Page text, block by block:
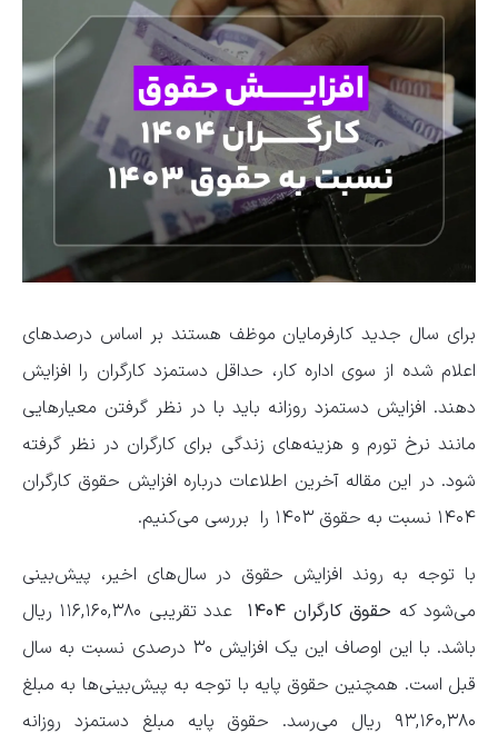
برای سال جدید کارفرمایان موظف هستند بر اساس درصدهای
اعلام شده از سوی اداره کار، حداقل دستمزد کارگران را افزایش
دهند. افزایش دستمزد روزانه باید با در نظر گرفتن معیارهایی
مانند نرخ تورم و هزینه‌های زندگی برای کارگران در نظر گرفته
شود. در این مقاله آخرین اطلاعات درباره افزایش حقوق کارگران
۱۴۰۴ نسبت به حقوق ۱۴۰۳ را بررسی می‌کنیم.
با توجه به روند افزایش حقوق در سال‌های اخیر، پیش‌بینی
می‌شود که حقوق کارگران ۱۴۰۴
عدد تقریبی ۱۱۶,۱۶۰,۳۸۰ ریال
باشد. با این اوصاف این یک افزایش ۳۰ درصدی نسبت به سال
قبل است. همچنین حقوق پایه با توجه به پیش‌بینی‌ها به مبلغ
۹۳,۱۶۰,۳۸۰ ریال می‌رسد. حقوق پایه مبلغ دستمزد روزانه